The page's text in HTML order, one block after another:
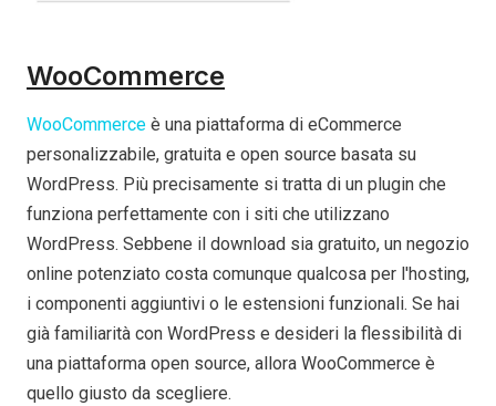
WooCommerce
WooCommerce è una piattaforma di eCommerce
personalizzabile, gratuita e open source basata su
WordPress. Più precisamente si tratta di un plugin che
funziona perfettamente con i siti che utilizzano
WordPress. Sebbene il download sia gratuito, un negozio
online potenziato costa comunque qualcosa per l'hosting,
i componenti aggiuntivi o le estensioni funzionali. Se hai
già familiarità con WordPress e desideri la flessibilità di
una piattaforma open source, allora WooCommerce è
quello giusto da scegliere.